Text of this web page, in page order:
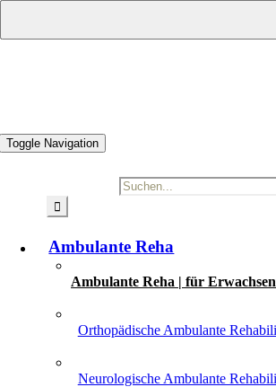
Toggle Navigation
Ambulante Reha
Ambulante Reha | für
Orthopädische Ambulante
Neurologische Ambulante